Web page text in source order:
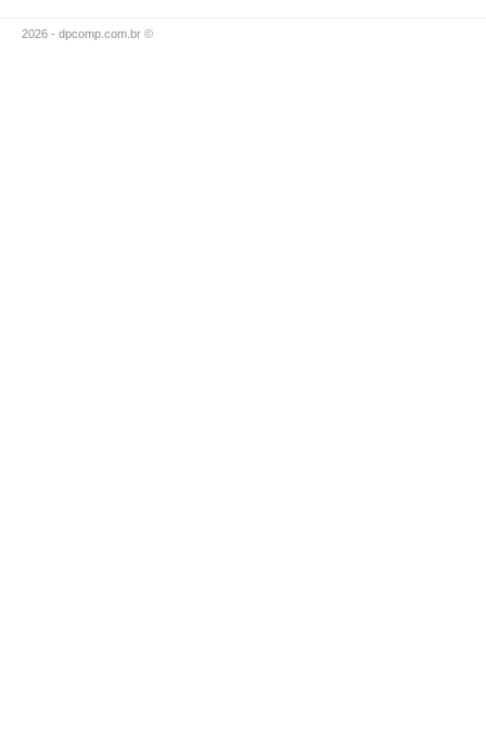
2026 - dpcomp.com.br ©